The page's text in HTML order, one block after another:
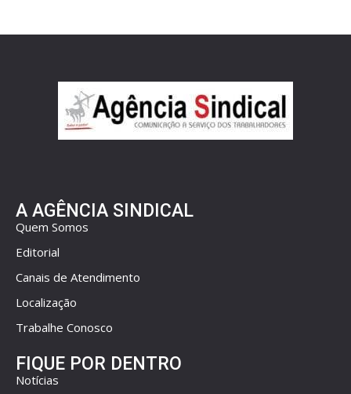
A AGÊNCIA SINDICAL
Quem Somos
Editorial
Canais de Atendimento
Localização
Trabalhe Conosco
FIQUE POR DENTRO
Notícias